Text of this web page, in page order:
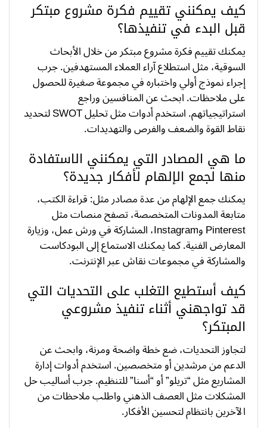
كيف يمكنني تقييم فكرة مشروع مبتكر
قبل البدء في تنفيذها؟
يمكنك تقييم فكرة مشروع مبتكر من خلال الأبحاث
السوقية، مثل استطلاع آراء العملاء المستهدفين. جرب
إجراء نموذج أولي واختباره في مجموعة صغيرة للحصول
على ملاحظات. ابحث عن المنافسين وراجع
استراتيجياتهم. استخدم أدوات مثل تحليل SWOT لتحديد
نقاط القوة والضعف والفرص والتهديدات.
ما هي المصادر التي يمكنني الاستفادة
منها لجمع الإلهام لأفكار جديدة؟
يمكنك جمع الإلهام من عدة مصادر مثل: قراءة الكتب،
متابعة المدونات المتخصصة، تصفح منصات مثل
Pinterest وInstagram، المشاركة في ورش عمل، وزيارة
المعارض الفنية. كما يمكنك الاستماع إلى البودكاست
والمشاركة في مجموعات نقاش عبر الإنترنت.
كيف أستطيع التغلب على التحديات التي
قد تواجهني أثناء تنفيذ مشروعي
المبتكر؟
لتجاوز التحديات، ضع خطة واضحة ومرنة، وابحث عن
الدعم من مرشدين أو متخصصين. استخدم أدوات إدارة
المشاريع مثل “تريلو” أو “أسنا” للتنظيم. جرب أساليب حل
المشكلات مثل العصف الذهني واطلب ملاحظات من
الآخرين بانتظام لتحسين الأفكار.